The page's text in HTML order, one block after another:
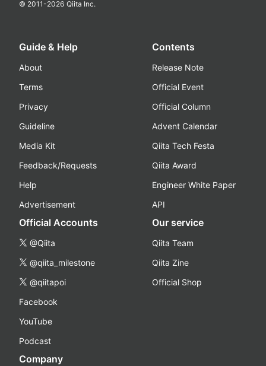
© 2011-2026 Qiita Inc.
Guide & Help
About
Terms
Privacy
Guideline
Media Kit
Feedback/Requests
Help
Advertisement
Contents
Release Note
Official Event
Official Column
Advent Calendar
Qiita Tech Festa
Qiita Award
Engineer White Paper
API
Official Accounts
@Qiita
@qiita_milestone
@qiitapoi
Facebook
YouTube
Podcast
Our service
Qiita Team
Qiita Zine
Official Shop
Company